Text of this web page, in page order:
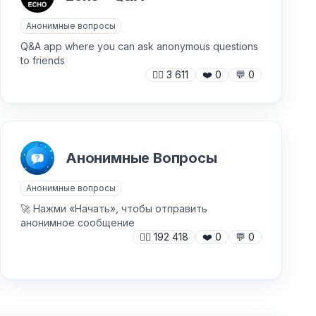
Анонимные вопросы
Q&A app where you can ask anonymous questions
to friends
🙍‍♂️ 3 611 ❤️ 0 💬 0
Анонимные Вопросы
Анонимные вопросы
🚀 Нажми «Начать», чтобы отправить
анонимное сообщение
🙍‍♂️ 192 418 ❤️ 0 💬 0